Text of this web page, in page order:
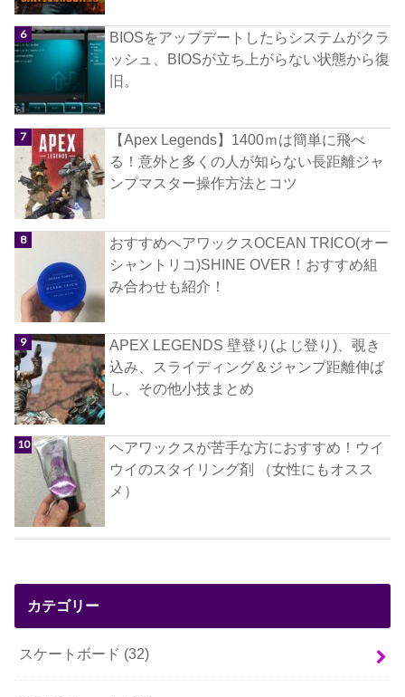
BIOSをアップデートしたらシステムがクラ
ッシュ、BIOSが立ち上がらない状態から復
旧。
【Apex Legends】1400ｍは簡単に飛べ
る！意外と多くの人が知らない長距離ジャ
ンプマスター操作方法とコツ
おすすめヘアワックスOCEAN TRICO(オー
シャントリコ)SHINE OVER！おすすめ組
み合わせも紹介！
APEX LEGENDS 壁登り(よじ登り)、覗き
込み、スライディング＆ジャンプ距離伸ば
し、その他小技まとめ
ヘアワックスが苦手な方におすすめ！ウイ
ウイのスタイリング剤 （女性にもオスス
メ）
カテゴリー
スケートボード (32)